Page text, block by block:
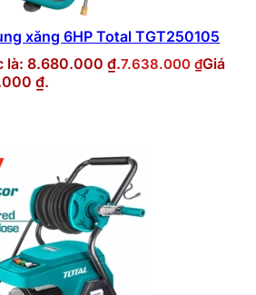
xăng 6HP Total TGT250105
là: 8.680.000 ₫.7.638.000 ₫Giá
₫.